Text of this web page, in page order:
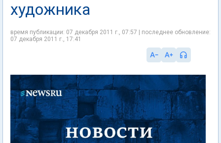
художника
время публикации: 07 декабря 2011 г., 07:57 | последнее обновление:
07 декабря 2011 г., 17:41